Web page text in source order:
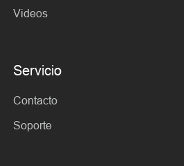
Videos
Servicio
Contacto
Soporte